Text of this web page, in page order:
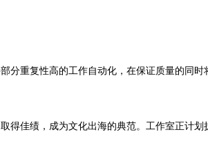
分重复性高的工作自动化，在保证质量的同时
得佳绩，成为文化出海的典范。工作室正计划